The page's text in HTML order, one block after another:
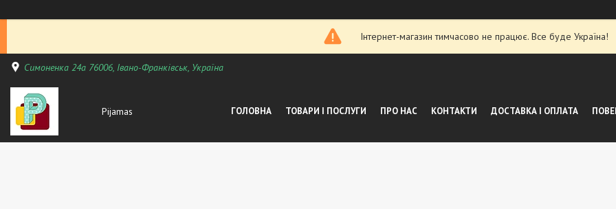
Інтернет-магазин тимчасово не працює. Все буде Україна!
Симоненка 24а 76006, Івано-Франківськ, Україна
Pijamas ГОЛОВНА ТОВАРИ І ПОСЛУГИ ПРО НАС КОНТАКТИ ДОСТАВКА І ОПЛАТА